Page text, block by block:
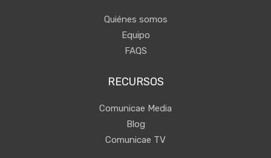
Quiénes somos
Equipo
FAQS
RECURSOS
Comunicae Media
Blog
Comunicae TV